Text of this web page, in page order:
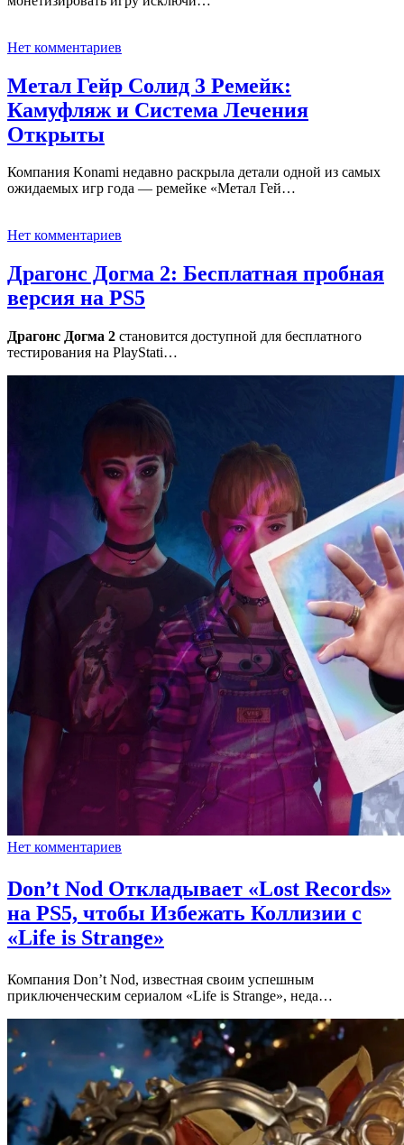
Нет комментариев
Метал Гейр Солид 3 Ремейк:
Камуфляж и Система Лечения
Открыты
Компания Konami недавно раскрыла детали одной из самых
ожидаемых игр года — ремейке «Метал Гей…
Нет комментариев
Драгонс Догма 2: Бесплатная пробная
версия на PS5
Драгонс Догма 2 становится доступной для бесплатного
тестирования на PlayStati…
Нет комментариев
Don’t Nod Откладывает «Lost Records»
на PS5, чтобы Избежать Коллизии с
«Life is Strange»
Компания Don’t Nod, известная своим успешным
приключенческим сериалом «Life is Strange», неда…